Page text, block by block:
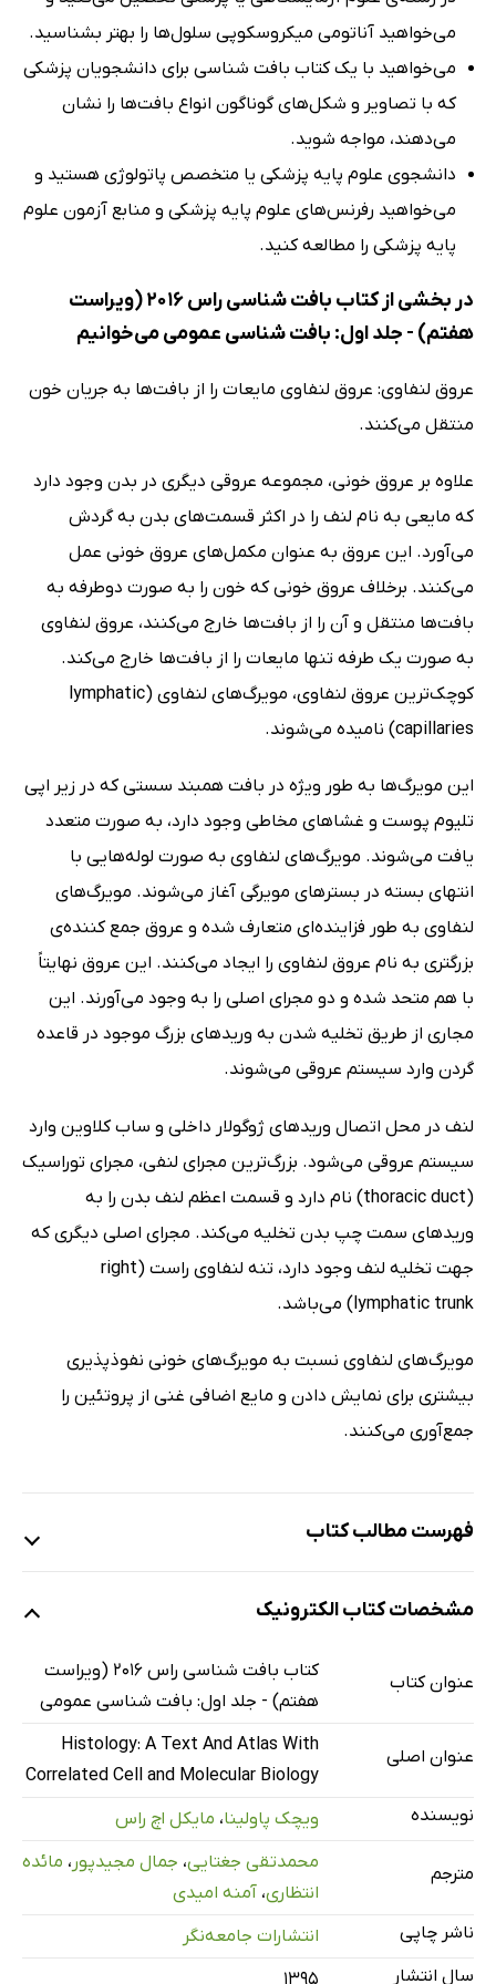
می‌خواهید آناتومی میکروسکوپی سلول‌ها را بهتر بشناسید.
می‌خواهید با یک کتاب بافت شناسی برای دانشجویان پزشکی
که با تصاویر و شکل‌های گوناگون انواع بافت‌ها را نشان
می‌دهند، مواجه شوید.
دانشجوی علوم پایه پزشکی یا متخصص پاتولوژی هستید و
می‌خواهید رفرنس‌های علوم پایه پزشکی و منابع آزمون علوم
پایه پزشکی را مطالعه کنید.
در بخشی از کتاب بافت شناسی راس 2016 (ویراست
هفتم) - جلد اول: بافت شناسی عمومی می‌خوانیم
عروق لنفاوی: عروق لنفاوی مایعات را از بافت‌ها به جریان خون
منتقل می‌کنند.
علاوه بر عروق خونی، مجموعه عروقی دیگری در بدن وجود دارد
که مایعی به نام لنف را در اکثر قسمت‌های بدن به گردش
می‌آورد. این عروق به عنوان مکمل‌های عروق خونی عمل
می‌کنند. برخلاف عروق خونی که خون را به صورت دوطرفه به
بافت‌ها منتقل و آن را از بافت‌ها خارج می‌کنند، عروق لنفاوی
به صورت یک طرفه تنها مایعات را از بافت‌ها خارج می‌کند.
کوچک‌ترین عروق لنفاوی، مویرگ‌های لنفاوی (lymphatic
capillaries) نامیده می‌شوند.
این مویرگ‌ها به طور ویژه در بافت همبند سستی که در زیر اپی
تلیوم پوست و غشاهای مخاطی وجود دارد، به صورت متعدد
یافت می‌شوند. مویرگ‌های لنفاوی به صورت لوله‌هایی با
انتهای بسته در بسترهای مویرگی آغاز می‌شوند. مویرگ‌های
لنفاوی به طور فزاینده‌ای متعارف شده و عروق جمع کننده‌ی
بزرگتری به نام عروق لنفاوی را ایجاد می‌کنند. این عروق نهایتاً
با هم متحد شده و دو مجرای اصلی را به وجود می‌آورند. این
مجاری از طریق تخلیه شدن به وریدهای بزرگ موجود در قاعده
گردن وارد سیستم عروقی می‌شوند.
لنف در محل اتصال وریدهای ژوگولار داخلی و ساب کلاوین وارد
سیستم عروقی می‌شود. بزرگ‌ترین مجرای لنفی، مجرای توراسیک
(thoracic duct) نام دارد و قسمت اعظم لنف بدن را به
وریدهای سمت چپ بدن تخلیه می‌کند. مجرای اصلی دیگری که
جهت تخلیه لنف وجود دارد، تنه لنفاوی راست (right
lymphatic trunk) می‌باشد.
مویرگ‌های لنفاوی نسبت به مویرگ‌های خونی نفوذپذیری
بیشتری برای نمایش دادن و مایع اضافی غنی از پروتئین را
جمع‌آوری می‌کنند.
فهرست مطالب کتاب
مروری بر روش‌های مورد استفاده در بافت‌شناسی
هیستوشیمی و سیتوشیمی
2. سیتوپلاسم سلول
اندامک‌های غیرغشایی
ماتریکس سیتوپلاسمی
3. هسته
مشخصات کتاب الکترونیک
عنوان کتاب
کتاب بافت شناسی راس 2016 (ویراست
هفتم) - جلد اول: بافت شناسی عمومی
عنوان اصلی
Histology: A Text And Atlas With
Correlated Cell and Molecular Biology
نویسنده
ویچک پاولینا، مایکل اچ راس
مترجم
محمدتقی جغتایی، جمال مجیدپور ، مائده
انتظاری، آمنه امیدی
ناشر چاپی
انتشارات جامعه‌نگر
سال انتشار
۱۳۹۵